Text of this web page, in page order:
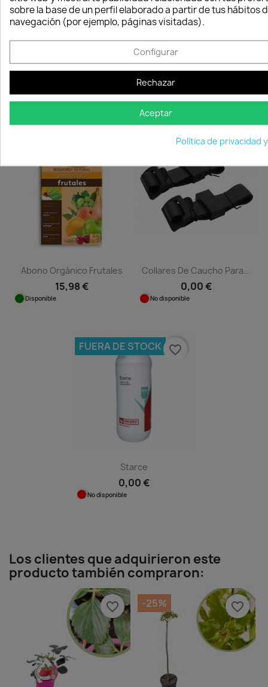
Abono Líquido Vitavid K
Disponible
Serrucho Mango Madera.
Disponible
Abono Orgánico Frutales
15,98 €
Disponible
Collares De Caucho Para...
0,00 €
No disponible
Starce
0,00 €
No disponible
FUERA DE STOCK favorite_border
Los clientes que adquirieron este
producto también compraron:
favorite_border -25% favorite_border
sobre la base de un perfil elaborado a partir de tus hábitos
navegación (por ejemplo, páginas visitadas).
Configurar
Rechazar
Aceptar
Política de privacidad